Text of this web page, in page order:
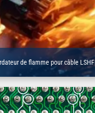
de flamme pour câble LSHF